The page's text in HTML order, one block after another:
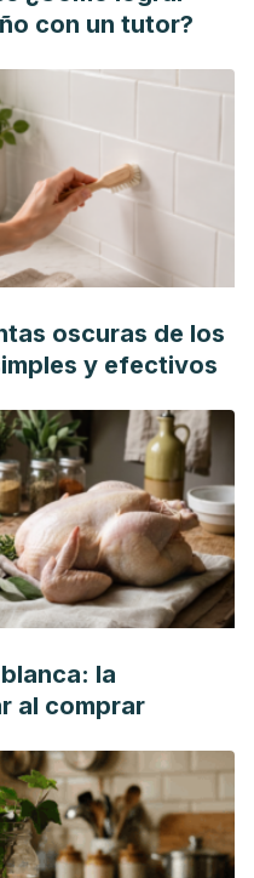
& Farley, C. L. (2017).
health, 62
abs/10.1111/jmwh.12630
K. R., Poondru, S.,
Keloid treatments: an
of recent
,12(1), 42.
s13643-023-02192-7
con un tutor?
oscuras de los
y efectivos
la
al comprar